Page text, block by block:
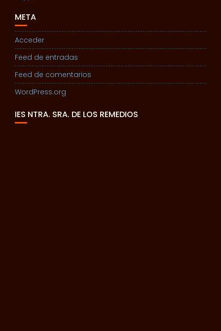
META
Acceder
Feed de entradas
Feed de comentarios
WordPress.org
IES NTRA. SRA. DE LOS REMEDIOS